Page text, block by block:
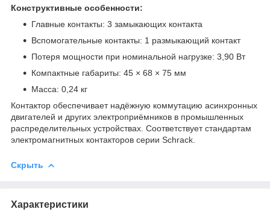
Конструктивные особенности:
Главные контакты: 3 замыкающих контакта
Вспомогательные контакты: 1 размыкающий контакт
Потеря мощности при номинальной нагрузке: 3,90 Вт
Компактные габариты: 45 × 68 × 75 мм
Масса: 0,24 кг
Контактор обеспечивает надёжную коммутацию асинхронных
двигателей и других электроприёмников в промышленных
распределительных устройствах. Соответствует стандартам
электромагнитных контакторов серии Schrack.
Скрыть
Характеристики